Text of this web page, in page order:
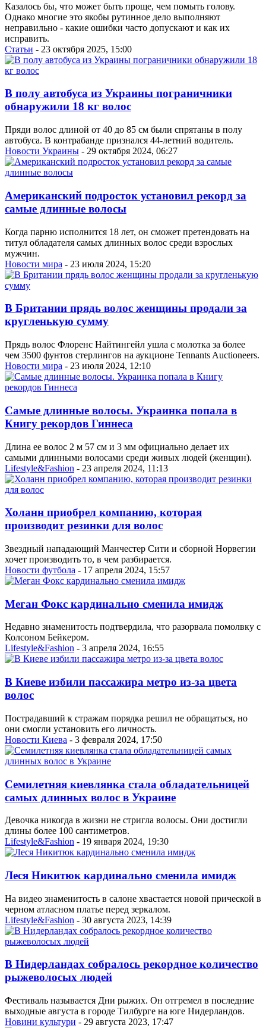
Казалось бы, что может быть проще, чем помыть голову.
Однако многие это якобы рутинное дело выполняют
неправильно - какие ошибки часто допускают и как их
исправить.
Статьи - 23 октября 2025, 15:00
В полу автобуса из Украины пограничники
обнаружили 18 кг волос
Пряди волос длиной от 40 до 85 см были спрятаны в полу
автобуса. В контрабанде признался 44-летний водитель.
Новости Украины - 29 октября 2024, 06:27
Американский подросток установил рекорд за
самые длинные волосы
Когда парню исполнится 18 лет, он сможет претендовать на
титул обладателя самых длинных волос среди взрослых
мужчин.
Новости мира - 23 июля 2024, 15:20
В Британии прядь волос женщины продали за
кругленькую сумму
Прядь волос Флоренс Найтингейл ушла с молотка за более
чем 3500 фунтов стерлингов на аукционе Tennants Auctioneers.
Новости мира - 23 июля 2024, 12:10
Самые длинные волосы. Украинка попала в
Книгу рекордов Гиннеса
Длина ее волос 2 м 57 см и 3 мм официально делает их
самыми длинными волосами среди живых людей (женщин).
Lifestyle&Fashion - 23 апреля 2024, 11:13
Холанн приобрел компанию, которая
производит резинки для волос
Звездный нападающий Манчестер Сити и сборной Норвегии
хочет производить то, в чем разбирается.
Новости футбола - 17 апреля 2024, 15:57
Меган Фокс кардинально сменила имидж
Недавно знаменитость подтвердила, что разорвала помолвку с
Колсоном Бейкером.
Lifestyle&Fashion - 3 апреля 2024, 16:55
В Киеве избили пассажира метро из-за цвета
волос
Пострадавший к стражам порядка решил не обращаться, но
они смогли установить его личность.
Новости Киева - 3 февраля 2024, 17:50
Семилетняя киевлянка стала обладательницей
самых длинных волос в Украине
Девочка никогда в жизни не стригла волосы. Они достигли
длины более 100 сантиметров.
Lifestyle&Fashion - 19 января 2024, 19:30
Леся Никитюк кардинально сменила имидж
На видео знаменитость в салоне хвастается новой прической в
черном атласном платье перед зеркалом.
Lifestyle&Fashion - 30 августа 2023, 14:39
В Нидерландах собралось рекордное количество
рыжеволосых людей
Фестиваль называется Дни рыжих. Он отгремел в последние
выходные августа в городе Тилбурге на юге Нидерландов.
Новини культури - 29 августа 2023, 17:47